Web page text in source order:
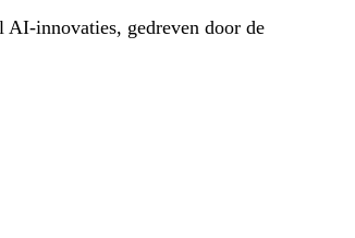
AI-innovaties, gedreven door de